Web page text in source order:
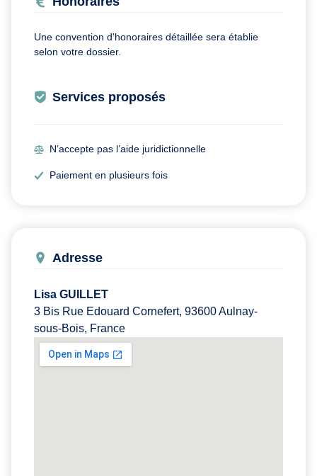
Une convention d'honoraires détaillée sera établie
selon votre dossier.
Services proposés
N’accepte pas l’aide juridictionnelle
Paiement en plusieurs fois
Adresse
Lisa GUILLET
3 Bis Rue Edouard Cornefert, 93600 Aulnay-
sous-Bois, France